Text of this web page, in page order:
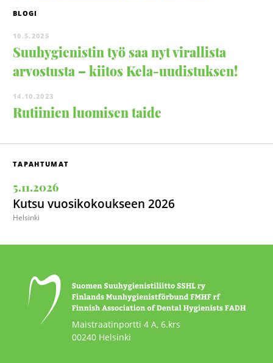
BLOGI
10.5.2025
Suuhygienistin työ saa nyt virallista
arvostusta – kiitos Kela-uudistuksen!
14.10.2023
Rutiinien luomisen taide
TAPAHTUMAT
5.11.2026
Kutsu vuosikokoukseen 2026
Helsinki
Maistraatinportti 4 A, 6.krs
00240 Helsinki